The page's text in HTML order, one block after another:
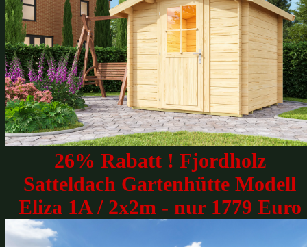
26% Rabatt ! Fjordholz
Satteldach Gartenhütte Modell
Eliza 1A / 2x2m - nur 1779 Euro